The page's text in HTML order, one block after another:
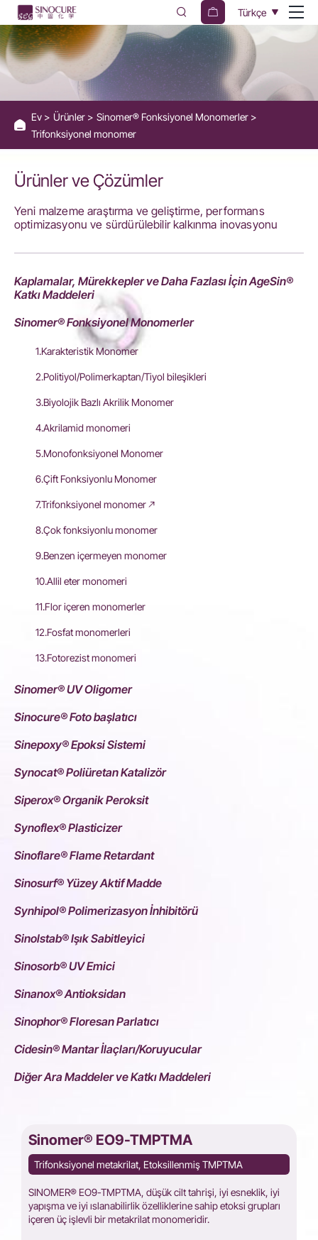
Trifonksiyonel
monomer
Türkçe
Ev Ürünler
Sinomer® Fonksiyonel Monomerler
Trifonksiyonel monomer
Ürünler ve Çözümler
Yeni malzeme araştırma ve geliştirme, performans
optimizasyonu ve sürdürülebilir kalkınma inovasyonu
Kaplamalar, Mürekkepler ve Daha Fazlası İçin AgeSin®
Katkı Maddeleri
Sinomer® Fonksiyonel Monomerler
1.Karakteristik Monomer
2.Politiyol/Polimerkaptan/Tiyol bileşikleri
3.Biyolojik Bazlı Akrilik Monomer
4.Akrilamid monomeri
5.Monofonksiyonel Monomer
6.Çift Fonksiyonlu Monomer
7.Trifonksiyonel monomer
8.Çok fonksiyonlu monomer
9.Benzen içermeyen monomer
10.Allil eter monomeri
11.Flor içeren monomerler
12.Fosfat monomerleri
13.Fotorezist monomeri
Sinomer® UV Oligomer
Sinocure® Foto başlatıcı
Sinepoxy® Epoksi Sistemi
Synocat® Poliüretan Katalizör
Siperox® Organik Peroksit
Synoflex® Plasticizer
Sinoflare® Flame Retardant
Sinosurf® Yüzey Aktif Madde
Synhipol® Polimerizasyon İnhibitörü
Sinolstab® Işık Sabitleyici
Sinosorb® UV Emici
Sinanox® Antioksidan
Sinophor® Floresan Parlatıcı
Cidesin® Mantar İlaçları/Koruyucular
Diğer Ara Maddeler ve Katkı Maddeleri
Sinomer® EO9-TMPTMA
Trifonksiyonel metakrilat, Etoksillenmiş TMPTMA
SINOMER® EO9-TMPTMA, düşük cilt tahrişi, iyi esneklik, iyi
yapışma ve iyi ıslanabilirlik özelliklerine sahip etoksi grupları
içeren üç işlevli bir metakrilat monomeridir.